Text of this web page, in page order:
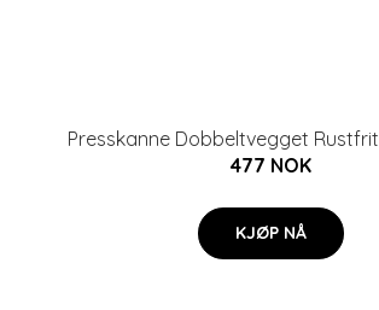
Presskanne Dobbeltvegget
477 NOK
KJØP NÅ